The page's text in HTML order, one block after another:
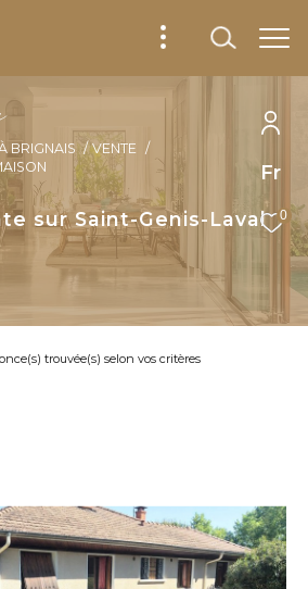
Fr
0
BRIGNAIS
VENTE
sur Saint-Genis-Laval
trouvée(s) selon vos critères